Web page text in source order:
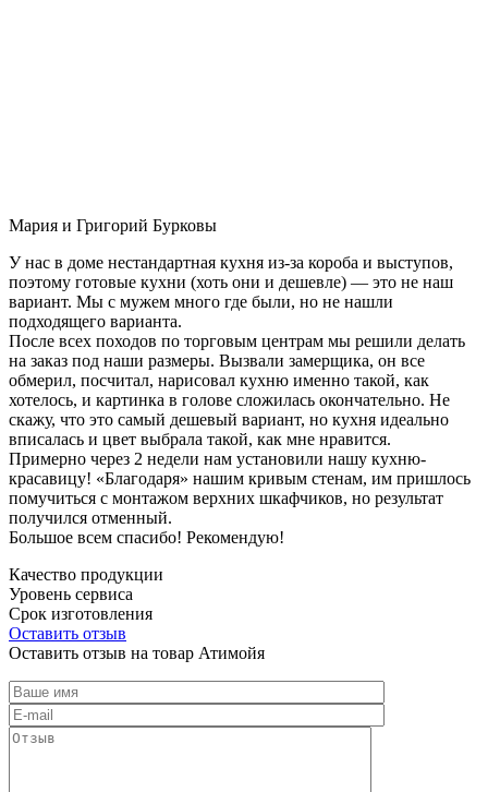
Мария и Григорий Бурковы
У нас в доме нестандартная кухня из-за короба и выступов,
поэтому готовые кухни (хоть они и дешевле) — это не наш
вариант. Мы с мужем много где были, но не нашли
подходящего варианта.
После всех походов по торговым центрам мы решили делать
на заказ под наши размеры. Вызвали замерщика, он все
обмерил, посчитал, нарисовал кухню именно такой, как
хотелось, и картинка в голове сложилась окончательно. Не
скажу, что это самый дешевый вариант, но кухня идеально
вписалась и цвет выбрала такой, как мне нравится.
Примерно через 2 недели нам установили нашу кухню-
красавицу! «Благодаря» нашим кривым стенам, им пришлось
помучиться с монтажом верхних шкафчиков, но результат
получился отменный.
Большое всем спасибо! Рекомендую!
Качество продукции
Уровень сервиса
Срок изготовления
Оставить отзыв
Оставить отзыв на товар Атимойя